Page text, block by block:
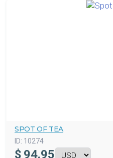
SPOT OF TEA
ID: 10274
$ 94.95